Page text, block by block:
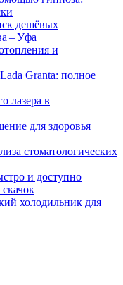
дешёвых
– Уфа
и
Granta: полное
лазера в
для здоровья
стоматологических
и доступно
холодильник для